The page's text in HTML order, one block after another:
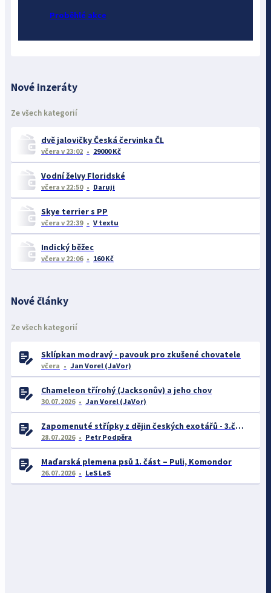
Proběhlé akce
Nové inzeráty
Ze všech kategorií
dvě jalovičky Česká červinka ČL
včera v 23:02 29000 Kč
Vodní želvy Floridské
včera v 22:50 Daruji
Skye terrier s PP
včera v 22:39 V textu
Indický běžec
včera v 22:06 160 Kč
Nové články
Ze všech kategorií
Sklípkan modravý - pavouk pro zkušené chovatele
včera Jan Vorel (JaVor)
Chameleon třírohý (Jacksonův) a jeho chov
30.07.2026 Jan Vorel (JaVor)
Zapomenuté střípky z dějin českých exotářů - 3.část
28.07.2026 Petr Podpěra
Maďarská plemena psů 1. část – Puli, Komondor
26.07.2026 LeS LeS